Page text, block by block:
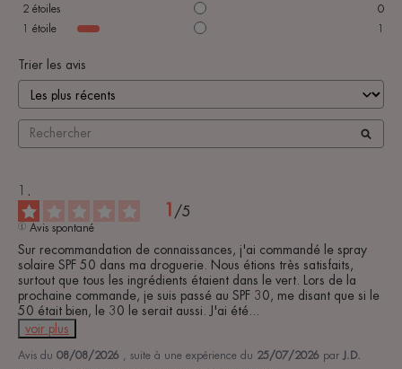
2 étoiles
0
1 étoile 1
Trier les avis
1 /5
Avis spontané
Sur recommandation de connaissances, j'ai commandé le spray
solaire SPF 50 dans ma droguerie. Nous étions très satisfaits,
surtout que tous les ingrédients étaient dans le vert. Lors de la
prochaine commande, je suis passé au SPF 30, me disant que si le
50 était bien, le 30 le serait aussi. J'ai été
voir plus
Avis du 08/08/2026 , suite à une expérience du 25/07/2026 par J.D.